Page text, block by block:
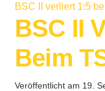
BSC II verliert 1:5
BSC II
Beim
Veröffentlicht am 19.